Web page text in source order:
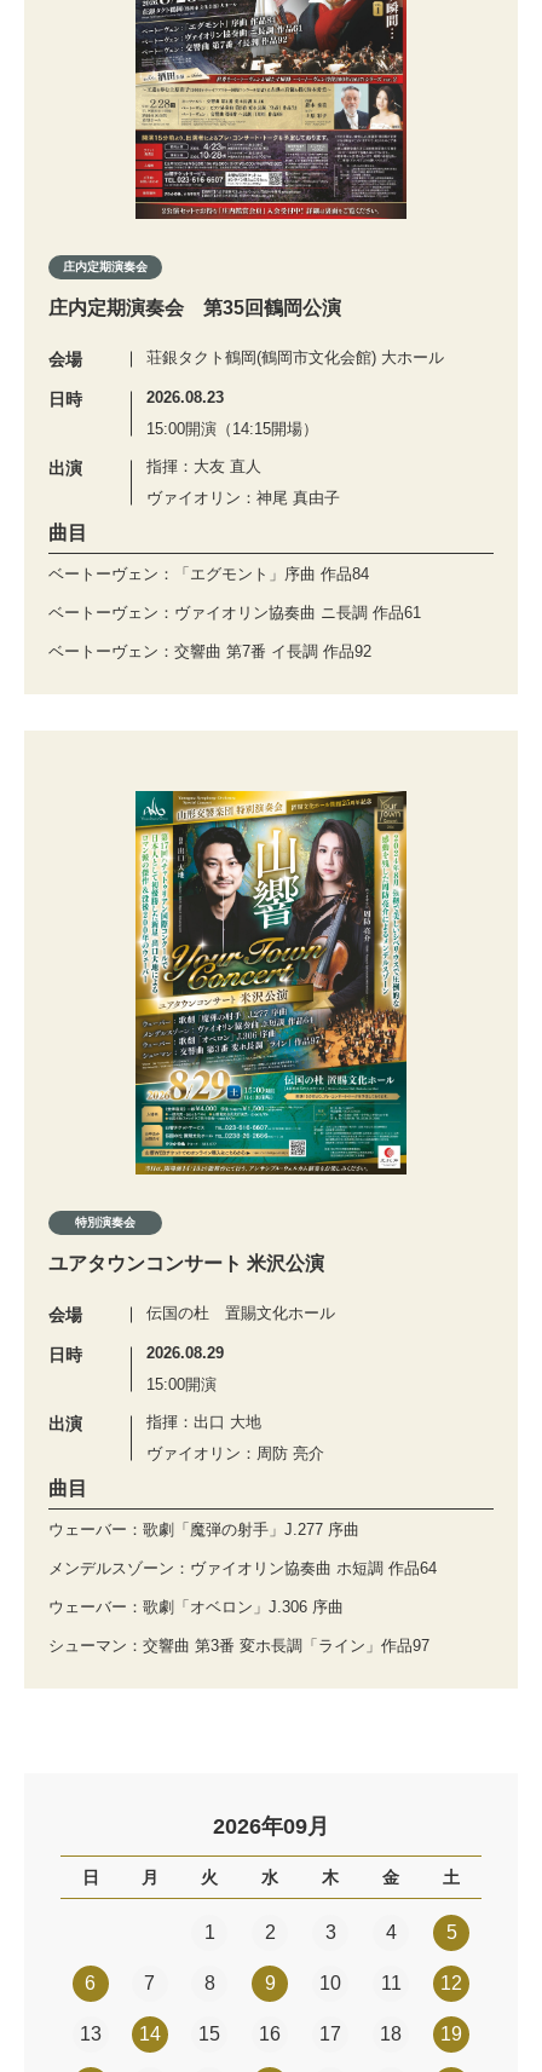
庄内定期演奏会
庄内定期演奏会 第35回鶴岡公演
会場 荘銀タクト鶴岡(鶴岡市文化会館) 大ホール
日時
2026.08.23
15:00開演（14:15開場）
出演
指揮：大友 直人
ヴァイオリン：神尾 真由子
曲目
ベートーヴェン：「エグモント」序曲 作品84
ベートーヴェン：ヴァイオリン協奏曲 ニ長調 作品61
ベートーヴェン：交響曲 第7番 イ長調 作品92
特別演奏会
ユアタウンコンサート 米沢公演
会場 伝国の杜 置賜文化ホール
日時
2026.08.29
15:00開演
出演
指揮：出口 大地
ヴァイオリン：周防 亮介
曲目
ウェーバー：歌劇「魔弾の射手」J.277 序曲
メンデルスゾーン：ヴァイオリン協奏曲 ホ短調 作品64
ウェーバー：歌劇「オベロン」J.306 序曲
シューマン：交響曲 第3番 変ホ長調「ライン」作品97
2026年09月
日 月 火 水 木 金 土
1 2 3 4 5
6 7 8 9 10 11 12
13 14 15 16 17 18 19